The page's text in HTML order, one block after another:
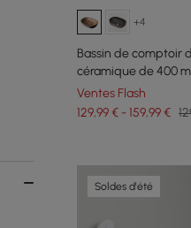
+4
Bassin de comptoir
céramique de 400
Ventes Flash
129,99 € - 159,99 €
Soldes d'été